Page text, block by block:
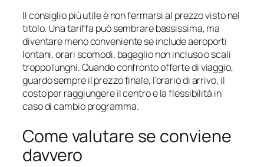
Il consiglio più utile è non fermarsi al prezzo visto nel
titolo. Una tariffa può sembrare bassissima, ma
diventare meno conveniente se include aeroporti
lontani, orari scomodi, bagaglio non incluso o scali
troppo lunghi. Quando confronto offerte di viaggio,
guardo sempre il prezzo finale, l’orario di arrivo, il
costo per raggiungere il centro e la flessibilità in
caso di cambio programma.
Come valutare se conviene
davvero